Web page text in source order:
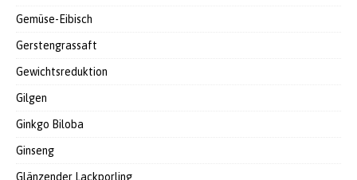
Gemüse-Eibisch
Gerstengrassaft
Gewichtsreduktion
Gilgen
Ginkgo Biloba
Ginseng
Glänzender Lackporling